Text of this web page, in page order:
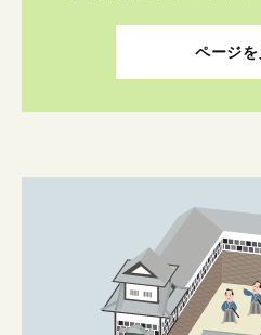
ページを